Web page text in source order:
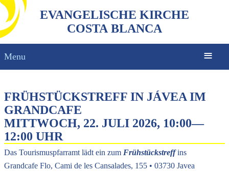
EVANGELISCHE KIRCHE
COSTA BLANCA
Menu
FRÜHSTÜCKSTREFF IN JÁVEA IM
GRANDCAFE
MITTWOCH, 22. JULI 2026, 10:00—
12:00 UHR
Das Tourismuspfarramt lädt ein zum Frühstückstreffins
Grandcafe Flo, Cami de les Cansalades, 155 • 03730 Javea